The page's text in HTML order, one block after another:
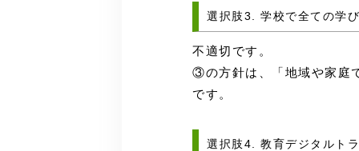
選択肢3. 学校で全ての学
不適切です。
③の方針は、「地域や家庭
です。
選択肢4. 教育デジタルト